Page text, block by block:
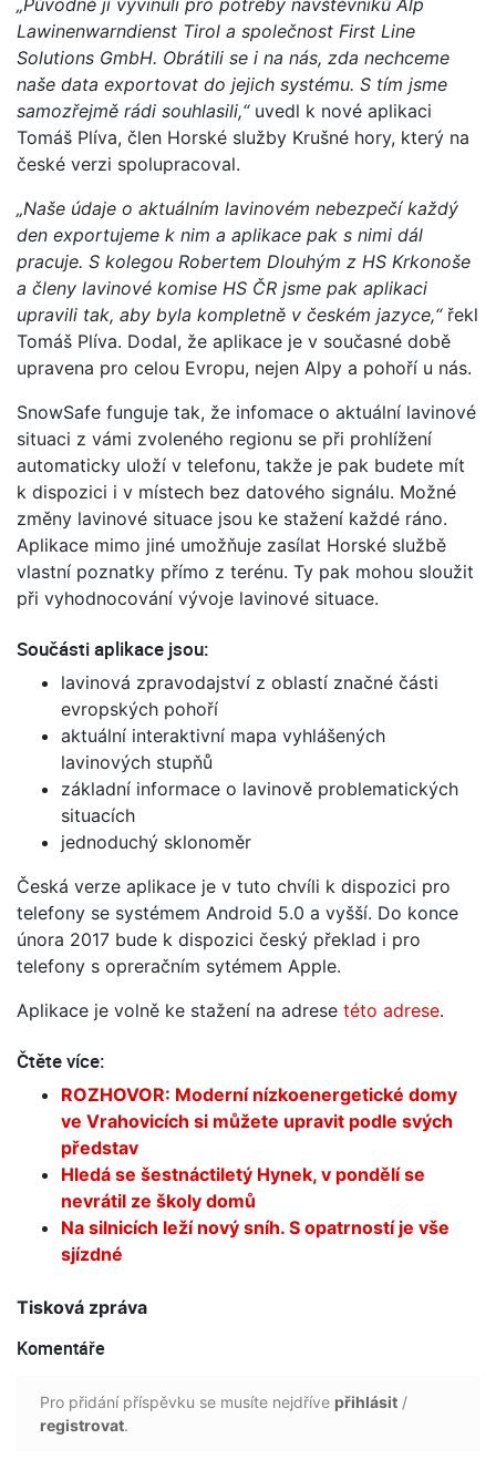
Lawinenwarndienst Tirol a společnost First Line
Solutions GmbH. Obrátili se i na nás, zda nechceme
naše data exportovat do jejich systému. S tím jsme
samozřejmě rádi souhlasili,“ uvedl k nové aplikaci
Tomáš Plíva, člen Horské služby Krušné hory, který na
české verzi spolupracoval.
„Naše údaje o aktuálním lavinovém nebezpečí každý
den exportujeme k nim a aplikace pak s nimi dál
pracuje. S kolegou Robertem Dlouhým z HS Krkonoše
a členy lavinové komise HS ČR jsme pak aplikaci
upravili tak, aby byla kompletně v českém jazyce,“řekl
Tomáš Plíva. Dodal, že aplikace je v současné době
upravena pro celou Evropu, nejen Alpy a pohoří u nás.
SnowSafe funguje tak, že infomace o aktuální lavinové
situaci z vámi zvoleného regionu se při prohlížení
automaticky uloží v telefonu, takže je pak budete mít
k dispozici i v místech bez datového signálu. Možné
změny lavinové situace jsou ke stažení každé ráno.
Aplikace mimo jiné umožňuje zasílat Horské službě
vlastní poznatky přímo z terénu. Ty pak mohou sloužit
při vyhodnocování vývoje lavinové situace.
Součásti aplikace jsou:
lavinová zpravodajství z oblastí značné části
evropských pohoří
aktuální interaktivní mapa vyhlášených
lavinových stupňů
základní informace o lavinově problematických
situacích
jednoduchý sklonoměr
Česká verze aplikace je v tuto chvíli k dispozici pro
telefony se systémem Android 5.0 a vyšší. Do konce
února 2017 bude k dispozici český překlad i pro
telefony s opreračním sytémem Apple.
Aplikace je volně ke stažení na adrese této adrese.
Čtěte více:
ROZHOVOR: Moderní nízkoenergetické domy
ve Vrahovicích si můžete upravit podle svých
představ
Hledá se šestnáctiletý Hynek, v pondělí se
nevrátil ze školy domů
Na silnicích leží nový sníh. S opatrností je vše
sjízdné
Tisková zpráva
Komentáře
Pro přidání příspěvku se musíte nejdříve přihlásit /
registrovat.